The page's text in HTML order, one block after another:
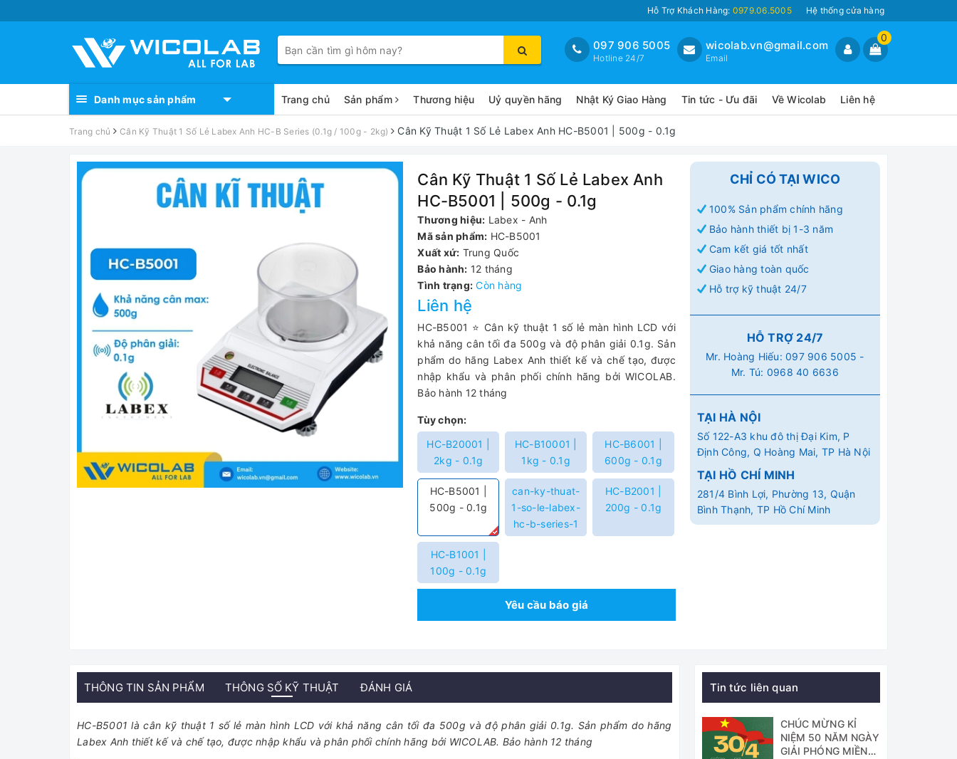
Hỗ Trợ Khách Hàng: 0979.06.5005 Hệ thống cửa hàng
0
wicolab.vn@gmail.com
Email
097 906 5005
Hotline 24/7
Danh mục sản phẩm Trang chủ Sản phẩm Thương hiệu Uỷ quyền hãng Nhật Ký Giao Hàng Tin tức - Ưu đãi Về Wicolab Liên hệ
Trang chủ Cân Kỹ Thuật 1 Số Lẻ Labex Anh HC-B Series (0.1g / 100g - 2kg) Cân Kỹ Thuật 1 Số Lẻ Labex Anh HC-B5001 | 500g - 0.1g
Cân Kỹ Thuật 1 Số Lẻ Labex Anh
HC-B5001 | 500g - 0.1g
Thương hiệu: Labex - Anh
Mã sản phẩm: HC-B5001
Xuất xứ: Trung Quốc
Bảo hành: 12 tháng
Tình trạng: Còn hàng
Liên hệ
HC-B5001 ⭐ Cân kỹ thuật 1 số lẻ màn hình LCD với
khả năng cân tối đa 500g và độ phân giải 0.1g. Sản
phẩm do hãng Labex Anh thiết kế và chế tạo, được
nhập khẩu và phân phối chính hãng bởi WICOLAB.
Bảo hành 12 tháng
Tùy chọn:
HC-B20001 |
2kg - 0.1g
HC-B10001 |
1kg - 0.1g
HC-B6001 |
600g - 0.1g
HC-B5001 |
500g - 0.1g
can-ky-thuat-
1-so-le-labex-
hc-b-series-1
HC-B2001 |
200g - 0.1g
HC-B1001 |
100g - 0.1g
Yêu cầu báo giá
CHỈ CÓ TẠI WICO
100% Sản phẩm chính hãng
Bảo hành thiết bị 1-3 năm
Cam kết giá tốt nhất
Giao hàng toàn quốc
Hỗ trợ kỹ thuật 24/7
HỖ TRỢ 24/7
Mr. Hoàng Hiếu:097 906 5005 -
Mr. Tú: 0968 40 6636
TẠI HÀ NỘI
Số 122-A3 khu đô thị Đại Kim, P
Định Công, Q Hoàng Mai, TP Hà Nội
TẠI HỒ CHÍ MINH
281/4 Bình Lợi, Phường 13, Quận
Bình Thạnh, TP Hồ Chí Minh
THÔNG TIN SẢN PHẨM THÔNG SỐ KỸ THUẬT ĐÁNH GIÁ
HC-B5001 là cân kỹ thuật 1 số lẻ màn hình LCD với khả năng cân tối đa 500g và độ phân giải 0.1g. Sản phẩm do hãng
Labex Anh thiết kế và chế tạo, được nhập khẩu và phân phối chính hãng bởi WICOLAB. Bảo hành 12 tháng
Tin tức liên quan
CHÚC MỪNG KỈ
NIỆM 50 NĂM NGÀY
GIẢI PHÓNG MIỀN